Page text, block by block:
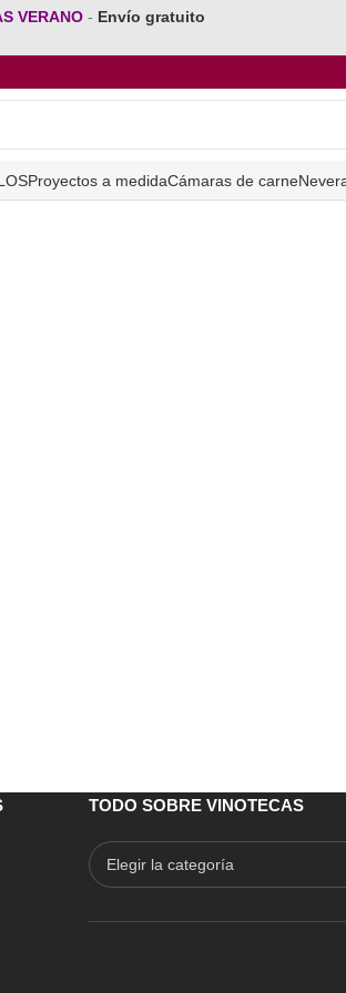
VERANO - Envío gratuito
Proyectos a medidaCámaras de carne
TODO SOBRE VINOTECAS